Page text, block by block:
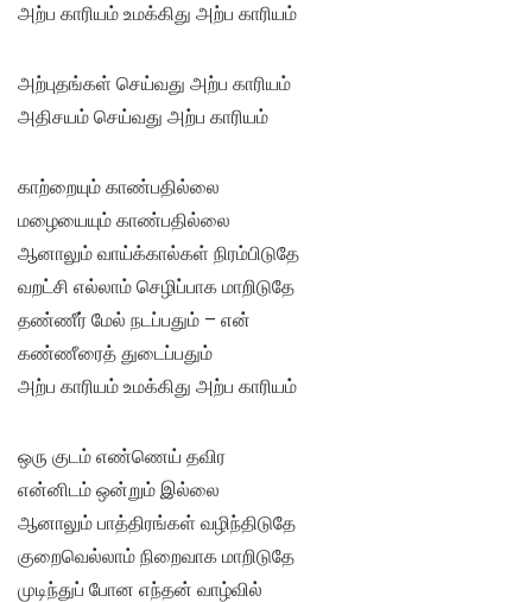
அற்ப காரியம் உமக்கிது அற்ப காரியம்
அற்புதங்கள் செய்வது அற்ப காரியம்
அதிசயம் செய்வது அற்ப காரியம்
காற்றையும் காண்பதில்லை
மழையையும் காண்பதில்லை
ஆனாலும் வாய்க்கால்கள் நிரம்பிடுதே
வறட்சி எல்லாம் செழிப்பாக மாறிடுதே
தண்ணீர் மேல் நடப்பதும் – என்
கண்ணீரைத் துடைப்பதும்
அற்ப காரியம் உமக்கிது அற்ப காரியம்
ஒரு குடம் எண்ணெய் தவிர
என்னிடம் ஒன்றும் இல்லை
ஆனாலும் பாத்திரங்கள் வழிந்திடுதே
குறைவெல்லாம் நிறைவாக மாறிடுதே
முடிந்துப் போன எந்தன் வாழ்வில்